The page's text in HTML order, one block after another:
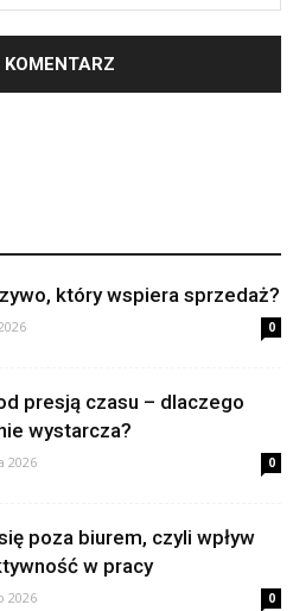
który wspiera sprzedaż?
0
presją czasu – dlaczego
wystarcza?
2026 0
poza biurem, czyli wpływ
w pracy
2026 0